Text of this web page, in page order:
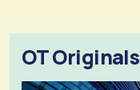
OT Originals